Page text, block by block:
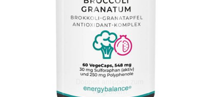
Doppelt antippen zum
vergrößern